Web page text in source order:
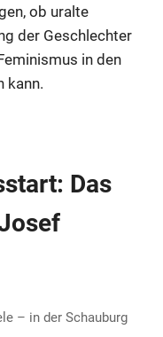
ob uralte
der Geschlechter
in den
kann.
Das
– in der Schauburg